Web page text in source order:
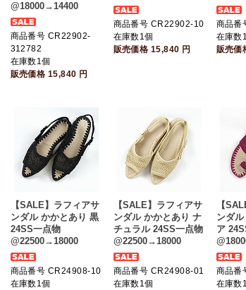
@18000→14400
商品番号 CR22902-
312782
在庫数1個
販売価格 15,840 円
商品番号 CR22902-10
在庫数1個
販売価格 15,840 円
商品番
在庫数
販売価
【SALE】ラフィアサ
ンダル かかとあり 黒
24SS一点物
@22500→18000
商品番号 CR24908-10
在庫数1個
【SALE】ラフィアサ
ンダル かかとあり ナ
チュラル 24SS一点物
@22500→18000
商品番号 CR24908-01
在庫数1個
【
ンダ
ア
商品番
在庫数